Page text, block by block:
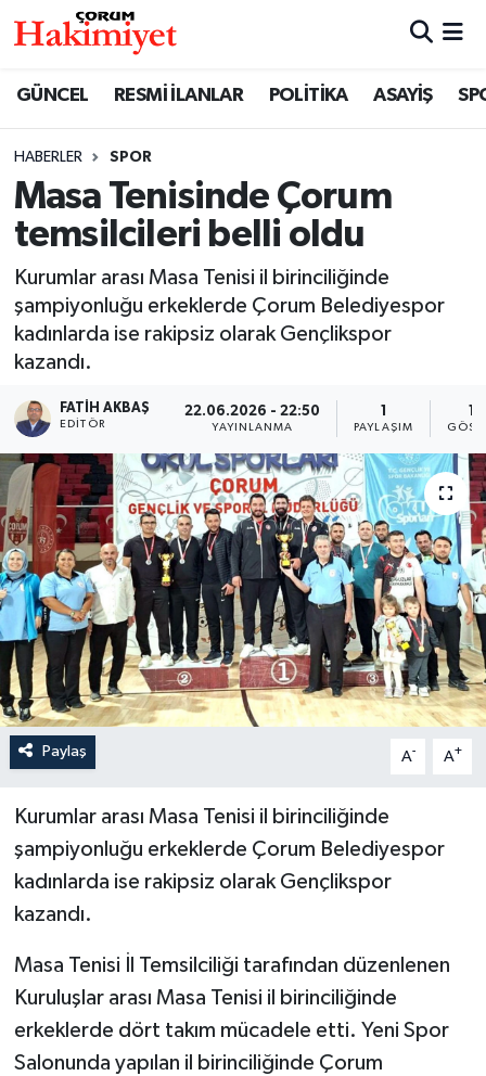
GÜNCEL RESMİ İLANLAR POLİTİKA ASAYİŞ
HABERLER SPOR
Masa Tenisinde Çorum
temsilcileri belli oldu
Kurumlar arası Masa Tenisi il birinciliğinde
şampiyonluğu erkeklerde Çorum Belediyespor
kadınlarda ise rakipsiz olarak Gençlikspor
kazandı.
FATIH AKBAŞ
EDITÖR
22.06.2026 - 22:50
YAYINLANMA
1
PAYLAŞIM
Paylaş A- A+
Kurumlar arası Masa Tenisi il birinciliğinde
şampiyonluğu erkeklerde Çorum Belediyespor
kadınlarda ise rakipsiz olarak Gençlikspor
kazandı.
Masa Tenisi İl Temsilciliği tarafından düzenlenen
Kuruluşlar arası Masa Tenisi il birinciliğinde
erkeklerde dört takım mücadele etti. Yeni Spor
Salonunda yapılan il birinciliğinde Çorum
SAĞLIK
ASAYİŞ
EKONOMİ
GÜNCEL
AKTÜEL
EĞİTİM
İLÇELER
OTOPARK
TEKNOLOJİ
Nöbetçi Eczaneler
Çorum Namaz Vakitleri
Trafik Durumu
Süper Lig Puan Durumu ve Fikstür
Tüm Manşetler
Son Dakika Haberleri
Haber Arşivi